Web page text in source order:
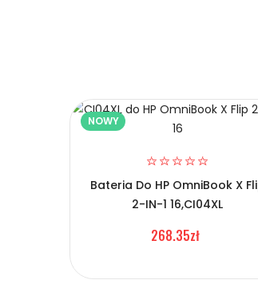
Prawo zwrotu w ciągu 30
Szybka dostawa
Numer produktu ładowarki
1.Model urządzenia
Jak naładować Baterie
NOWY
Bateria Do HP OmniBook X
2-IN-1 16,CI04XL
268.35zł